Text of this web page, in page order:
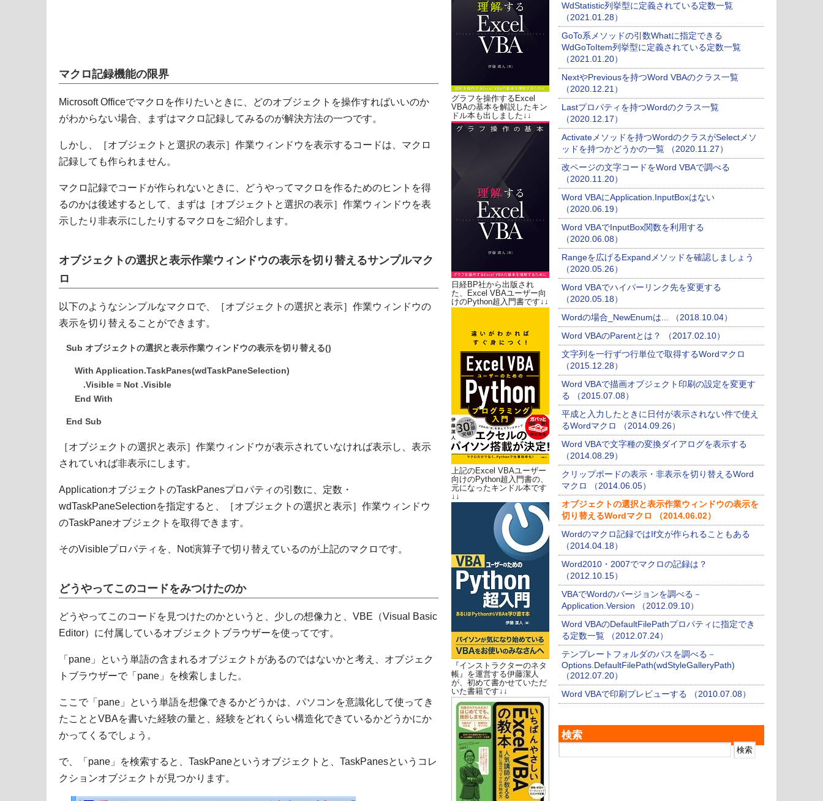
マクロ記録機能の限界
Microsoft Officeでマクロを作りたいときに、どのオブジェクトを操作すればいいのか
がわからない場合、まずはマクロ記録してみるのが解決方法の一つです。
しかし、［オブジェクトと選択の表示］作業ウィンドウを表示するコードは、マクロ
記録しても作られません。
マクロ記録でコードが作られないときに、どうやってマクロを作るためのヒントを得
るのかは後述するとして、まずは［オブジェクトと選択の表示］作業ウィンドウを表
示したり非表示にしたりするマクロをご紹介します。
オブジェクトの選択と表示作業ウィンドウの表示を切り替えるサンプルマク
ロ
以下のようなシンプルなマクロで、［オブジェクトの選択と表示］作業ウィンドウの
表示を切り替えることができます。
Sub オブジェクトの選択と表示作業ウィンドウの表示を切り替える()
With Application.TaskPanes(wdTaskPaneSelection)
.Visible = Not .Visible
End With
End Sub
［オブジェクトの選択と表示］作業ウィンドウが表示されていなければ表示し、表示
されていれば非表示にします。
ApplicationオブジェクトのTaskPanesプロパティの引数に、定数・
wdTaskPaneSelectionを指定すると、［オブジェクトの選択と表示］作業ウィンドウ
のTaskPaneオブジェクトを取得できます。
そのVisibleプロパティを、Not演算子で切り替えているのが上記のマクロです。
どうやってこのコードをみつけたのか
どうやってこのコードを見つけたのかというと、少しの想像力と、VBE（Visual Basic
Editor）に付属しているオブジェクトブラウザーを使ってです。
「pane」という単語の含まれるオブジェクトがあるのではないかと考え、オブジェク
トブラウザーで「pane」を検索しました。
ここで「pane」という単語を想像できるかどうかは、パソコンを意識化して使ってき
たこととVBAを書いた経験の量と、経験をどれくらい構造化できているかどうかにか
かってくるでしょう。
で、「pane」を検索すると、TaskPaneというオブジェクトと、TaskPanesというコレ
クションオブジェクトが見つかります。
グラフを操作するExcel
VBAの基本を解説したキン
ドル本も出しました↓↓
日経BP社から出版され
た、Excel VBAユーザー向
けのPython超入門書です↓↓
上記のExcel VBAユーザー
向けのPython超入門書の、
元になったキンドル本です
↓↓
『インストラクターのネタ
帳』を運営する伊藤潔人
が、初めて書かせていただ
いた書籍です↓↓
WdStatistic列挙型に定義されている定数一覧
（2021.01.28）
GoTo系メソッドの引数Whatに指定できる
WdGoToItem列挙型に定義されている定数一覧
（2021.01.20）
NextやPreviousを持つWord VBAのクラス一覧
（2020.12.21）
Lastプロパティを持つWordのクラス一覧
（2020.12.17）
Activateメソッドを持つWordのクラスがSelectメソ
ッドを持つかどうかの一覧 （2020.11.27）
改ページの文字コードをWord VBAで調べる
（2020.11.20）
Word VBAにApplication.InputBoxはない
（2020.06.19）
Word VBAでInputBox関数を利用する
（2020.06.08）
Rangeを広げるExpandメソッドを確認しましょう
（2020.05.26）
Word VBAでハイパーリンク先を変更する
（2020.05.18）
Wordの場合_NewEnumは... （2018.10.04）
Word VBAのParentとは？ （2017.02.10）
文字列を一行ずつ行単位で取得するWordマクロ
（2015.12.28）
Word VBAで描画オブジェクト印刷の設定を変更す
る （2015.07.08）
平成と入力したときに日付が表示されない件で使え
るWordマクロ （2014.09.26）
Word VBAで文字種の変換ダイアログを表示する
（2014.08.29）
クリップボードの表示・非表示を切り替えるWord
マクロ （2014.06.05）
オブジェクトの選択と表示作業ウィンドウの表示を
切り替えるWordマクロ （2014.06.02）
Wordのマクロ記録ではIf文が作られることもある
（2014.04.18）
Word2010・2007でマクロの記録は？
（2012.10.15）
VBAでWordのバージョンを調べる－
Application.Version （2012.09.10）
Word VBAのDefaultFilePathプロパティに指定でき
る定数一覧 （2012.07.24）
テンプレートフォルダのパスを調べる－
Options.DefaultFilePath(wdStyleGalleryPath)
（2012.07.20）
Word VBAで印刷プレビューする （2010.07.08）
検索